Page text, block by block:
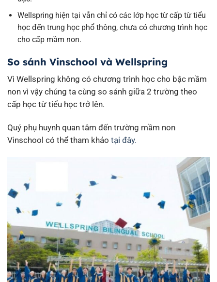
Wellspring hiện tại vẫn chỉ có các lớp học từ cấp từ tiểu
học đến trung học phổ thông, chưa có chương trình học
cho cấp mầm non.
So sánh Vinschool và Wellspring
Vì Wellspring không có chương trình học cho bậc mầm
non vì vậy chúng ta cùng so sánh giữa 2 trường theo
cấp học từ tiểu học trở lên.
Quý phụ huynh quan tâm đến trường mầm non
Vinschool có thể tham khảo tại đây.